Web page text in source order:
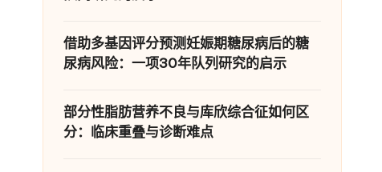
借助多基因评分预测妊娠期糖尿病后的糖
尿病风险：一项30年队列研究的启示
部分性脂肪营养不良与库欣综合征如何区
分：临床重叠与诊断难点